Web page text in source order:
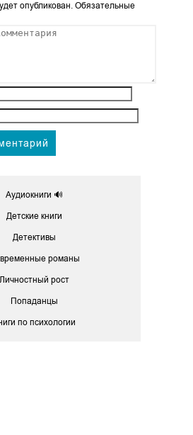
опубликован.Обязательные
Аудиокниги 🔊
Детские книги
Детективы
романы
Личностный рост
Попаданцы
по психологии